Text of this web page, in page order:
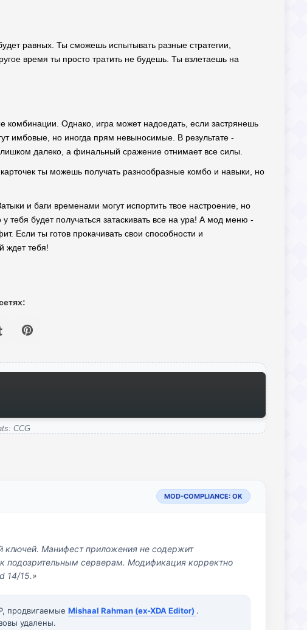
равных. Ты сможешь испытывать разные стратегии,
время ты просто тратить не будешь. Ты взлетаешь на
комбинации. Однако, игра может надоедать, если застрянешь
имбовые, но иногда прям невыносимые. В результате -
далеко, а финальный сражение отнимает все силы.
ты можешь получать разнообразные комбо и навыки, но
и баги временами могут испортить твое настроение, но
тебя будет получаться затаскивать все на ура! А мод меню -
Если ты готов прокачивать свои способности и
ждет тебя!
CCG
MOD-COMPLIANCE: OK
ключей. Манифест приложения не содержит
подозрительным серверам. Модификация корректно
14/15.»
продвигаемые Mishaal Rahman (ex-XDA Editor) .
удалены.